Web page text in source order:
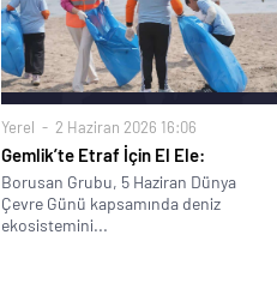
Yerel 2 Haziran 2026 16:06
Gemlik’te Etraf İçin El Ele:
Borusan Grubu, 5 Haziran Dünya
Çevre Günü kapsamında deniz
ekosistemini...